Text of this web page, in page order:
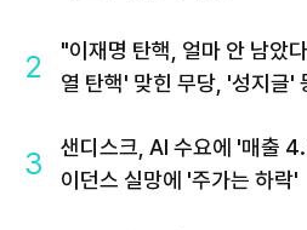
2
"이재명 탄핵, 얼마 안 남았
열 탄핵' 맞힌 무당, '성지글'
3
샌디스크, AI 수요에 '매출
이던스 실망에 '주가는 하락'